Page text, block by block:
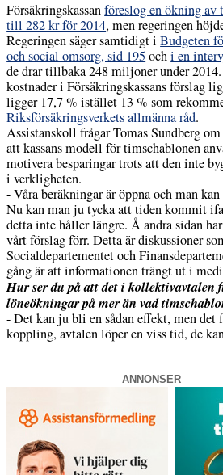
Försäkringskassanföreslog en ökning av
till 282 kr för 2014, men regeringen
Regeringen säger samtidigt iBudgeten
och social omsorg, sid 195 ochi en
de drar tillbaka 248 miljoner under
kostnader i Försäkringskassans förslag
ligger 17,7 % istället 13 % som
Riksförsäkringsverkets allmänna råd.
Assistanskoll frågar Tomas Sundberg
att kassans modell för timschablonen
motivera besparingar trots att den inte
i verkligheten.
- Våra beräkningar är öppna och man
Nu kan man ju tycka att tiden kommit
detta inte håller längre. Å andra sidan
vårt förslag förr. Detta är diskussioner
Socialdepartementet och
gång är att informationen trängt ut i
Hur ser du på att det i kollektivavtalen
löneökningar på mer än vad
- Det kan ju bli en sådan effekt, men det
koppling, avtalen löper en viss tid, de
ANNONSER